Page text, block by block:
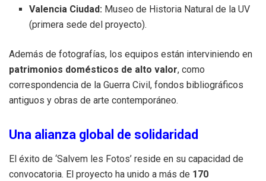
Valencia Ciudad: Museo de Historia Natural de la UV
(primera sede del proyecto).
Además de fotografías, los equipos están interviniendo en
patrimonios domésticos de alto valor, como
correspondencia de la Guerra Civil, fondos bibliográficos
antiguos y obras de arte contemporáneo.
Una alianza global de solidaridad
El éxito de ‘Salvem les Fotos’ reside en su capacidad de
convocatoria. El proyecto ha unido a más de 170